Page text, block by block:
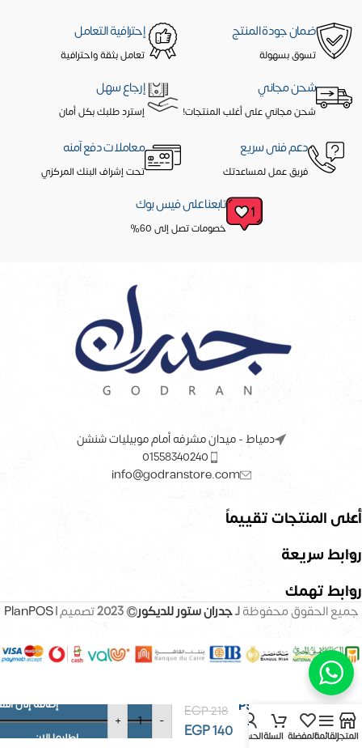
ضمان جودة المنتج
تسوق بسهولة
إحترافية التعامل
تعامل بثقة واحترافية
شحن مجاني
شحن مجاني على أغلب المنتجات!
إرجاع سهل
إسترد طلبك بكل أمان
دعم فنى سريع
فريق عمل لمساعدتك
معاملات دفع آمنه
تحت إشراف البنك المركزي
تابعنا على فيس بوك
خصومات تصل إلى 60%
دمياط - ميدان مشرفه أمام موبيليات شنشن
01558340240
info@godranstore.com
أعلى المنتجات تقييماً
روابط سريعة
روابط تهمك
جميع الحقوق محفوظةلـجدران ستور للديكور© 2023 تصميم |PlanPOS
المتجرالقائمةالمفضلة السلةالحساب
بديل خشب PS
12CM – كود
G325
EGP218
EGP140
-
+
إضافة إلى
اطلبها الان